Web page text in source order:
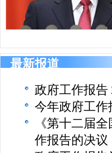
最新报道
政府工作报告
今年政府工作
《第十二届
作报告的决议